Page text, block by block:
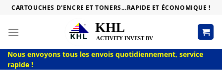
Passer
contenu
CARTOUCHES D'ENCRE ET TONERS...RAPIDE ET ÉCONOMIQUE !
Nous envoyons tous les envois quotidiennement, service
rapide !